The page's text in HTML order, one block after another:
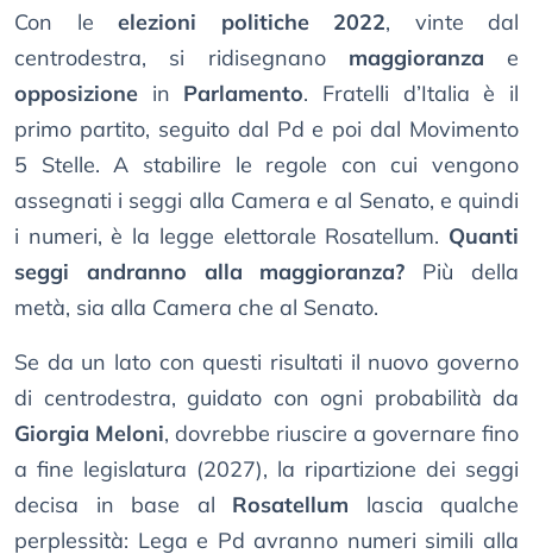
Con le elezioni politiche 2022, vinte dal
centrodestra, si ridisegnano maggioranza e
opposizione in Parlamento. Fratelli d’Italia è il
primo partito, seguito dal Pd e poi dal Movimento
5 Stelle. A stabilire le regole con cui vengono
assegnati i seggi alla Camera e al Senato, e quindi
i numeri, è la legge elettorale Rosatellum. Quanti
seggi andranno alla maggioranza? Più della
metà, sia alla Camera che al Senato.
Se da un lato con questi risultati il nuovo governo
di centrodestra, guidato con ogni probabilità da
Giorgia Meloni, dovrebbe riuscire a governare fino
a fine legislatura (2027), la ripartizione dei seggi
decisa in base al Rosatellum lascia qualche
perplessità: Lega e Pd avranno numeri simili alla